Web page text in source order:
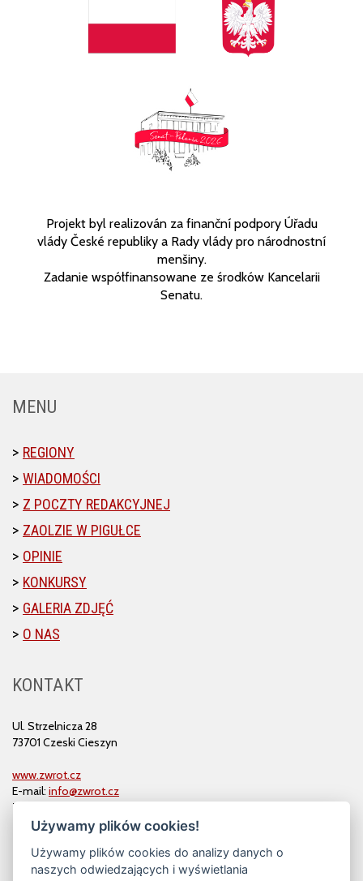
Projekt byl realizován za finanční podpory Úřadu
vlády České republiky a Rady vlády pro národnostní
menšiny.
Zadanie współfinansowane ze środków Kancelarii
Senatu.
MENU
REGIONY
WIADOMOŚCI
Z POCZTY REDAKCYJNEJ
ZAOLZIE W PIGUŁCE
OPINIE
KONKURSY
GALERIA ZDJĘĆ
O NAS
KONTAKT
Ul. Strzelnicza 28
73701 Czeski Cieszyn
www.zwrot.cz
E-mail: info@zwrot.cz
Tel. i faks: 558 711 582
Używamy plików cookies!
Używamy plików cookies do analizy danych o
naszych odwiedzających i wyświetlania